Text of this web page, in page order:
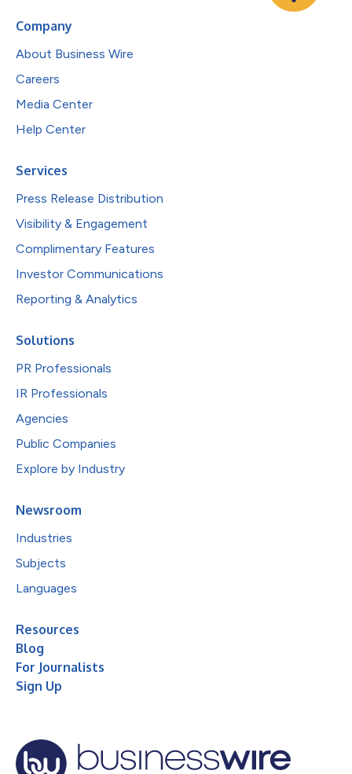
Company
About Business Wire
Careers
Media Center
Help Center
Services
Press Release Distribution
Visibility & Engagement
Complimentary Features
Investor Communications
Reporting & Analytics
Solutions
PR Professionals
IR Professionals
Agencies
Public Companies
Explore by Industry
Newsroom
Industries
Subjects
Languages
Resources
Blog
For Journalists
Sign Up